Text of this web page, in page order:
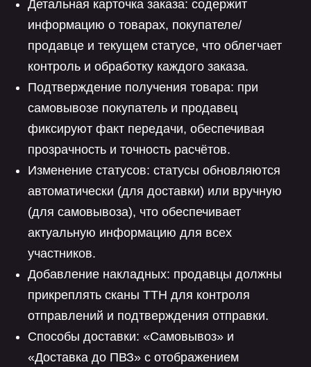
Детальная карточка заказа: содержит
информацию о товарах, покупателе/
продавце и текущем статусе, что облегчает
контроль и обработку каждого заказа.
Подтверждение получения товара: при
самовывозе покупатель и продавец
фиксируют факт передачи, обеспечивая
прозрачность и точность расчётов.
Изменение статусов: статусы обновляются
автоматически (для доставки) или вручную
(для самовывоза), что обеспечивает
актуальную информацию для всех
участников.
Добавление накладных: продавцы должны
прикреплять сканы ТТН для контроля
отправлений и подтверждения отправки.
Способы доставки: «Самовывоз» и
«Доставка до ПВЗ» с отображением